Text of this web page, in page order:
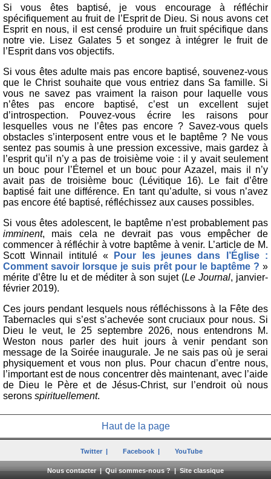
Si vous êtes baptisé, je vous encourage à réfléchir
spécifiquement au fruit de l’Esprit de Dieu. Si nous avons cet
Esprit en nous, il est censé produire un fruit spécifique dans
notre vie. Lisez Galates 5 et songez à intégrer le fruit de
l’Esprit dans vos objectifs.
Si vous êtes adulte mais pas encore baptisé, souvenez-vous
que le Christ souhaite que vous entriez dans Sa famille. Si
vous ne savez pas vraiment la raison pour laquelle vous
n’êtes pas encore baptisé, c’est un excellent sujet
d’introspection. Pouvez-vous écrire les raisons pour
lesquelles vous ne l’êtes pas encore ? Savez-vous quels
obstacles s’interposent entre vous et le baptême ? Ne vous
sentez pas soumis à une pression excessive, mais gardez à
l’esprit qu’il n’y a pas de troisième voie : il y avait seulement
un bouc pour l’Éternel et un bouc pour Azazel, mais il n’y
avait pas de troisième bouc (Lévitique 16). Le fait d’être
baptisé fait une différence. En tant qu’adulte, si vous n’avez
pas encore été baptisé, réfléchissez aux causes possibles.
Si vous êtes adolescent, le baptême n’est probablement pas
imminent, mais cela ne devrait pas vous empêcher de
commencer à réfléchir à votre baptême à venir. L’article de M.
Scott Winnail intitulé «
Pour les jeunes dans l’Église :
Comment savoir lorsque je suis prêt pour le baptême ? »
mérite d’être lu et de méditer à son sujet (Le Journal, janvier-
février 2019).
Ces jours pendant lesquels nous réfléchissons à la Fête des
Tabernacles qui s’est s’achevée sont cruciaux pour nous. Si
Dieu le veut, le 25 septembre 2026, nous entendrons M.
Weston nous parler des huit jours à venir pendant son
message de la Soirée inaugurale. Je ne sais pas où je serai
physiquement et vous non plus. Pour chacun d’entre nous,
l’important est de nous concentrer dès maintenant, avec l’aide
de Dieu le Père et de Jésus-Christ, sur l’endroit où nous
serons spirituellement.
Haut de la page
Twitter| Facebook| YouTube
Nous contacter|Qui sommes-nous ?|Site classique